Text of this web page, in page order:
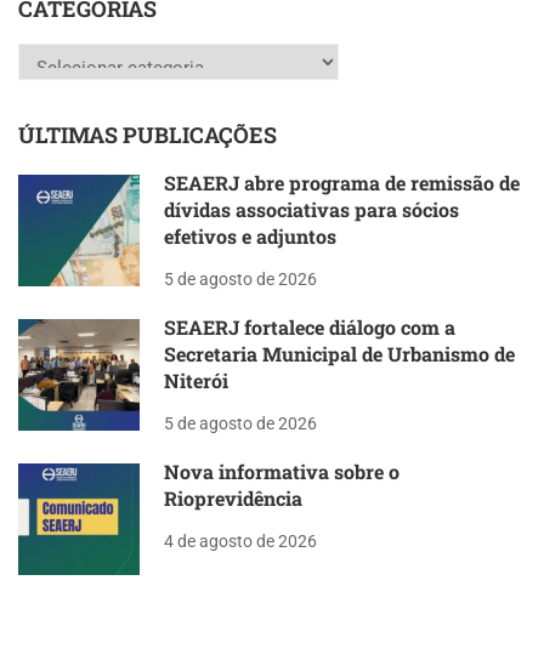
CATEGORIAS
Categorias
ÚLTIMAS PUBLICAÇÕES
SEAERJ abre programa de remissão de
dívidas associativas para sócios
efetivos e adjuntos
5 de agosto de 2026
SEAERJ fortalece diálogo com a
Secretaria Municipal de Urbanismo de
Niterói
5 de agosto de 2026
Nova informativa sobre o
Rioprevidência
4 de agosto de 2026